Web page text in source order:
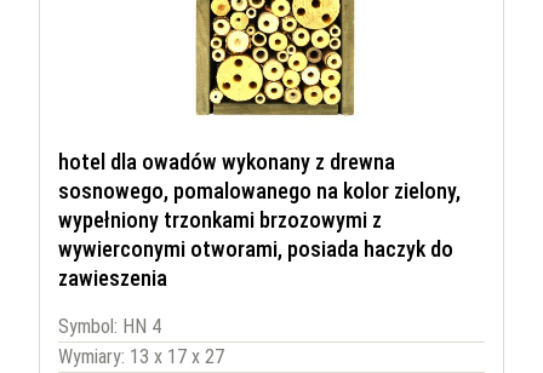
hotel dla owadów wykonany z drewna
sosnowego, pomalowanego na kolor zielony,
wypełniony trzonkami brzozowymi z
wywierconymi otworami, posiada haczyk do
zawieszenia
Symbol: HN 4
Wymiary: 13 x 17 x 27